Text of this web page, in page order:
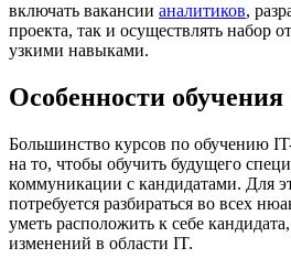
включать вакансии аналитиков,
проекта, так и осуществлять набор
узкими навыками.
Особенности обучения
Большинство курсов по обучению
на то, чтобы обучить будущего
коммуникации с кандидатами. Для
потребуется разбираться во всех
уметь расположить к себе
изменений в области IT.